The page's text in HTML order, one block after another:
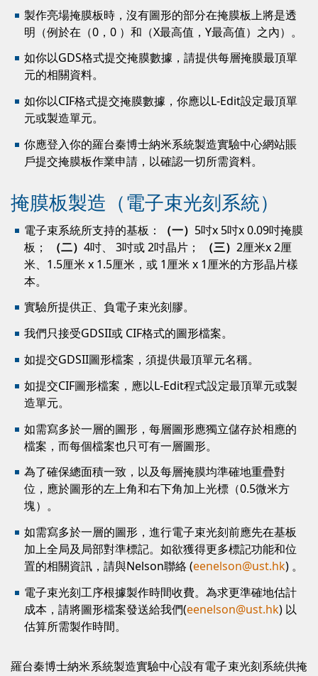
製作亮場掩膜板時，沒有圖形的部分在掩膜板上將是透
明（例於在（0，0 ）和（X最高值，Y最高值）之內）。
如你以GDS格式提交掩膜數據，請提供每層掩膜最頂單
元的相關資料。
如你以CIF格式提交掩膜數據，你應以L-Edit設定最頂單
元或製造單元。
你應登入你的羅台秦博士納米系統製造實驗中心網站賬
戶提交掩膜板作業申請，以確認一切所需資料。
掩膜板製造（電子束光刻系統）
電子束系統所支持的基板： （一） 5吋x 5吋x 0.09吋掩膜
板；
（二）4吋、 3吋或 2吋晶片； （三）2厘米x 2厘
米、1.5厘米 x 1.5厘米，或 1厘米 x 1厘米的方形晶片樣
本。
實驗所提供正、負電子束光刻膠。
我們只接受GDSII或 CIF格式的圖形檔案。
如提交GDSII圖形檔案，須提供最頂單元名稱。
如提交CIF圖形檔案，應以L-Edit程式設定最頂單元或製
造單元。
如需寫多於一層的圖形，每層圖形應獨立儲存於相應的
檔案，而每個檔案也只可有一層圖形。
為了確保總面積一致，以及每層掩膜均準確地重疊對
位，應於圖形的左上角和右下角加上光標（0.5微米方
塊）。
如需寫多於一層的圖形，進行電子束光刻前應先在基板
加上全局及局部對準標記。如欲獲得更多標記功能和位
置的相關資訊，請與Nelson聯絡 (eenelson@ust.hk) 。
電子束光刻工序根據製作時間收費。為求更準確地估計
成本，請將圖形檔案發送給我們(eenelson@ust.hk) 以
估算所需製作時間。
羅台秦博士納米系統製造實驗中心設有電子束光刻系統供掩